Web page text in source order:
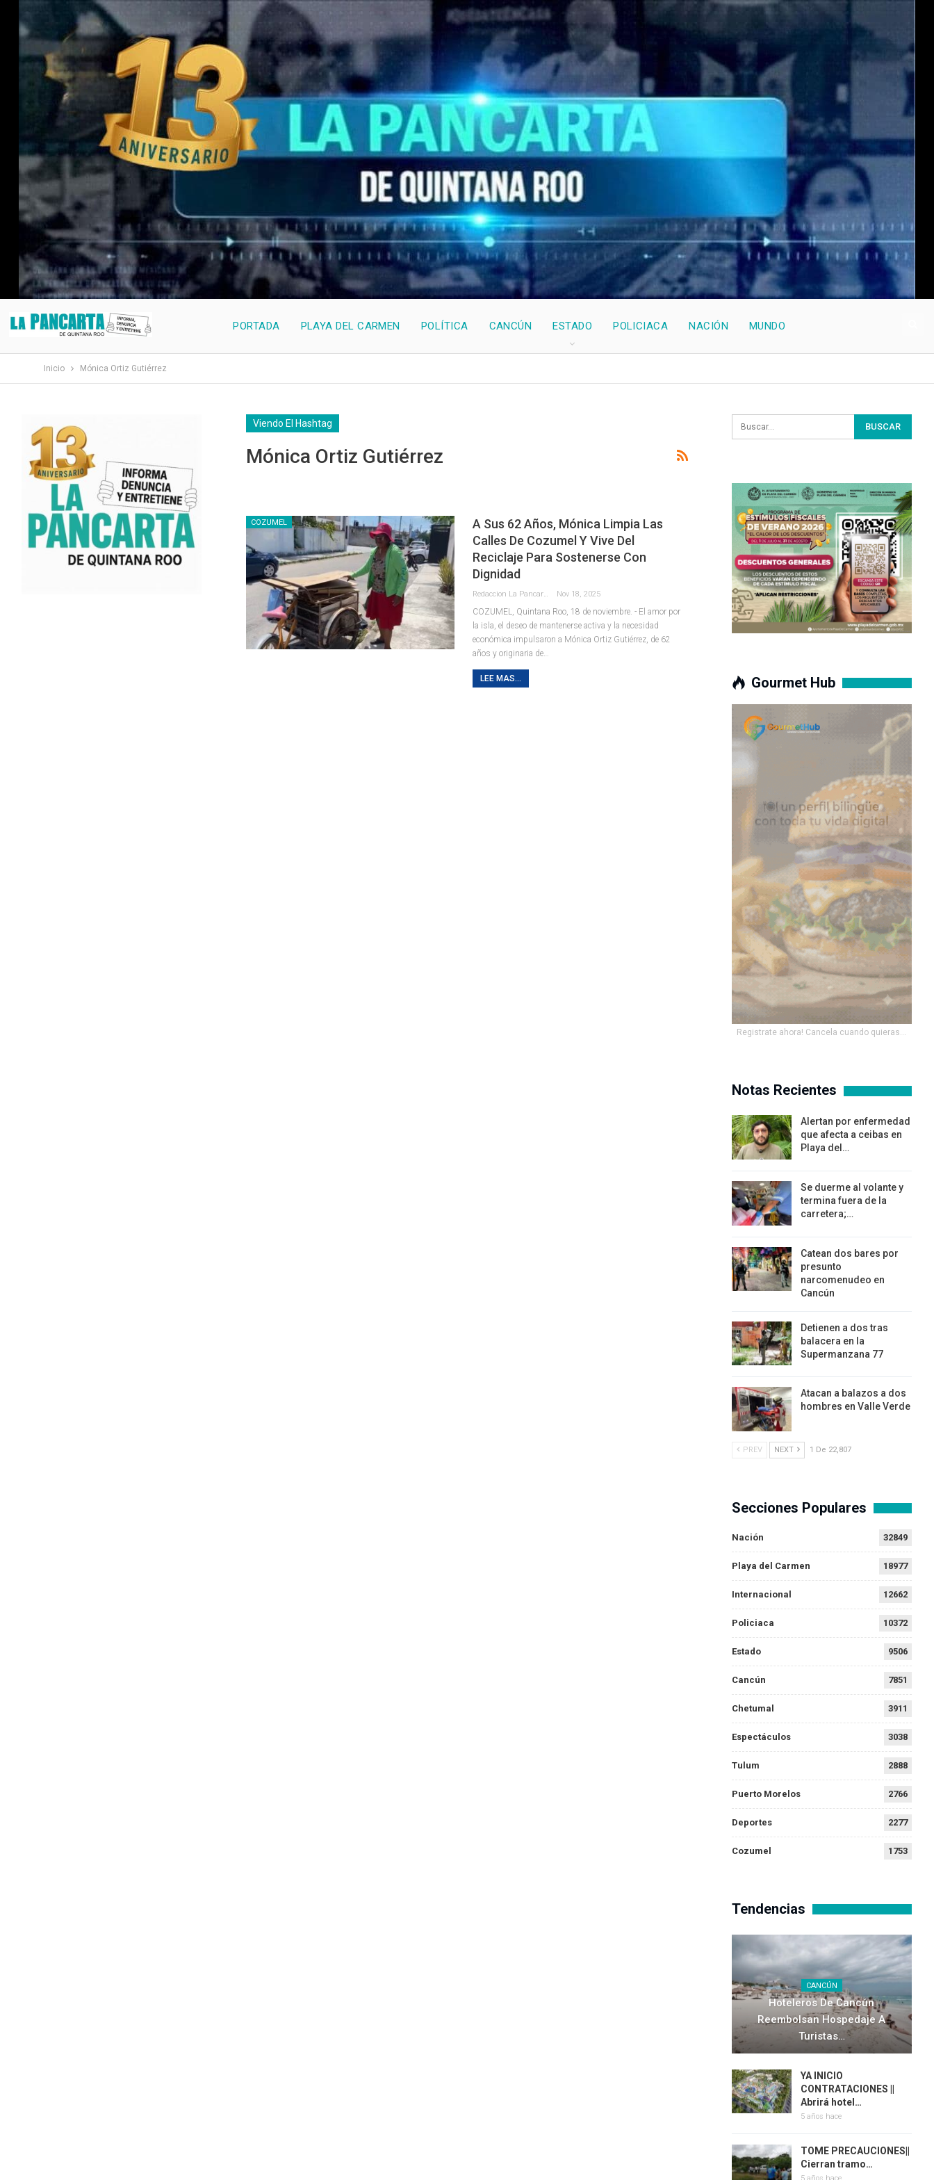
PORTADA PLAYA DEL CARMEN POLÍTICA CANCÚN ESTADO POLICIACA NACIÓN MUNDO
Inicio Mónica Ortiz Gutiérrez
Viendo El Hashtag
Mónica Ortiz Gutiérrez
COZUMEL
A Sus 62 Años, Mónica Limpia Las
Calles De Cozumel Y Vive Del
Reciclaje Para Sostenerse Con
Dignidad
Nov 18, 2025
COZUMEL, Quintana Roo, 18 de noviembre. - El amor por
la isla, el deseo de mantenerse activa y la necesidad
económica impulsaron a Mónica Ortiz Gutiérrez, de 62
años y originaria de
LEE MAS... Gourmet Hub
Registrate ahora! Cancela cuando quieras...
Notas Recientes
Alertan por enfermedad
que afecta a ceibas en
Playa del…
Se duerme al volante y
termina fuera de la
carretera;…
Catean dos bares por
presunto
narcomenudeo en
Cancún
Detienen a dos tras
balacera en la
Supermanzana 77
Atacan a balazos a dos
hombres en Valle Verde
PREV NEXT 1 De 22,807
Secciones Populares
Nación 32849
Playa del Carmen 18977
Internacional 12662
Policiaca 10372
Estado 9506
Cancún 7851
Chetumal 3911
Espectáculos 3038
Tulum 2888
Puerto Morelos 2766
Deportes 2277
Cozumel 1753
Tendencias
CANCÚN
Hoteleros De Cancún
Reembolsan Hospedaje A
Turistas…
YA INICIO
CONTRATACIONES ||
Abrirá hotel…
5 años hace
TOME PRECAUCIONES||
Cierran tramo…
5 años hace